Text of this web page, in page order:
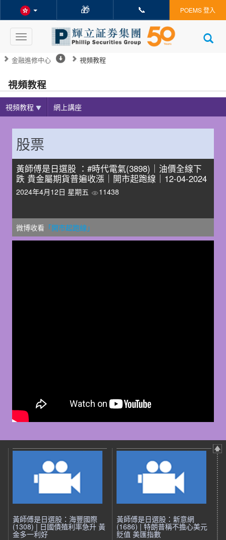
🎁 📞 POEMS 登入
Toggle
navigation
金融進修中心 視頻教程
視頻教程
視頻教程 網上講座
股票
黃師傅是日選股 ：#時代電氣(3898)｜油價全線下
跌 貴金屬期貨普遍收漲｜開市起跑線｜12-04-2024
2024年4月12日 星期五 11438
微博收看 「開市起跑線」
黃師傅是日選股：海豐國際
(1308) | 日國債殖利率急升 黃
金多一利好
黃師傅是日選股：新意網
(1686) | 特朗普稱不擔心美元
貶值 美匯指數